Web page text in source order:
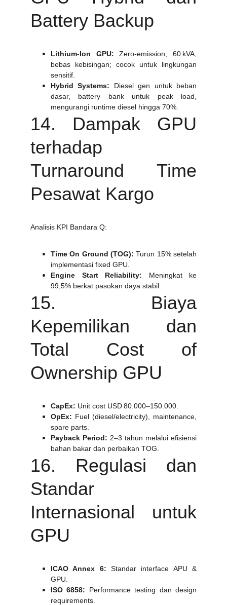
Battery Backup
Lithium‑Ion GPU: Zero-emission, 60 kVA,
bebas kebisingan; cocok untuk lingkungan
sensitif.
Hybrid Systems: Diesel gen untuk beban
dasar, battery bank untuk peak load,
mengurangi runtime diesel hingga 70%.
14. Dampak GPU
terhadap
Turnaround Time
Pesawat Kargo
Analisis KPI Bandara Q:
Time On Ground (TOG): Turun 15% setelah
implementasi fixed GPU.
Engine Start Reliability: Meningkat ke
99,5% berkat pasokan daya stabil.
15. Biaya
Kepemilikan dan
Total Cost of
Ownership GPU
CapEx: Unit cost USD 80.000–150.000.
OpEx: Fuel (diesel/electricity), maintenance,
spare parts.
Payback Period: 2–3 tahun melalui efisiensi
bahan bakar dan perbaikan TOG.
16. Regulasi dan
Standar
Internasional untuk
GPU
ICAO Annex 6: Standar interface APU &
GPU.
ISO 6858: Performance testing dan design
requirements.